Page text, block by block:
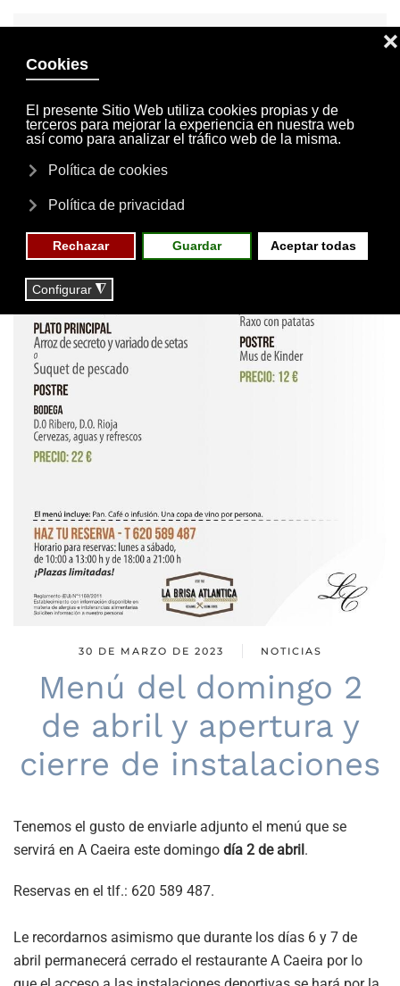
INVITACIONES
MI CUENTA
30 DE MARZO DE 2023 NOTICIAS
Menú del domingo 2
de abril y apertura y
cierre de instalaciones
Tenemos el gusto de enviarle adjunto el menú que se
servirá en A Caeira este domingo día 2 de abril.
Reservas en el tlf.: 620 589 487.
Le recordarnos asimismo que durante los días 6 y 7 de
abril permanecerá cerrado el restaurante A Caeira por lo